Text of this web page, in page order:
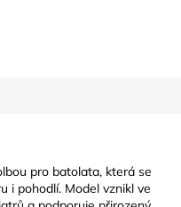
pro batolata, která se
i pohodlí. Model vznikl ve